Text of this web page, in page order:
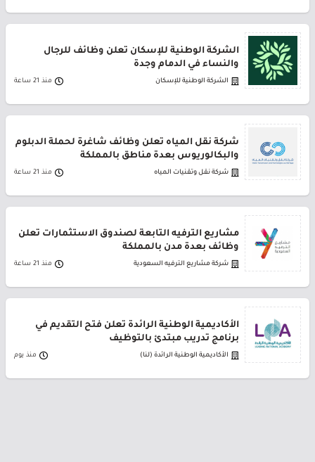
الشركة الوطنية للإسكان تعلن وظائف للرجال
والنساء في الدمام وجدة
الشركة الوطنية للإسكان منذ 21 ساعة
شركة نقل المياه تعلن وظائف شاغرة لحملة الدبلوم
والبكالوريوس بعدة مناطق بالمملكة
شركة نقل وتقنيات المياه منذ 21 ساعة
مشاريع الترفيه التابعة لصندوق الاستثمارات تعلن
وظائف بعدة مدن بالمملكة
شركة مشاريع الترفيه السعودية منذ 21 ساعة
الأكاديمية الوطنية الرائدة تعلن فتح التقديم في
برنامج تدريب مبتدئ بالتوظيف
الأكاديمية الوطنية الرائدة (لنا) منذ يوم